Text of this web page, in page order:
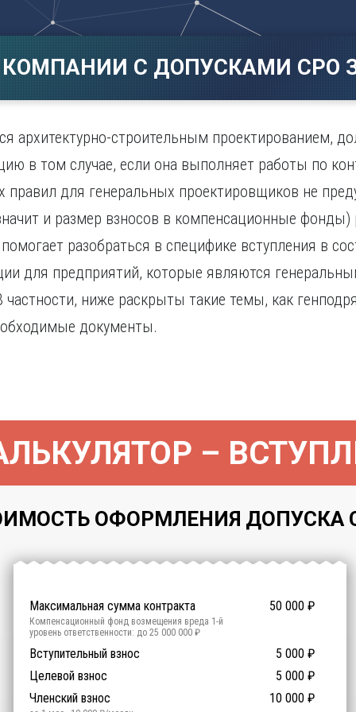
Махачкала
Мурманск
Н
Новокузнецк
Новосибирск
КОМПАНИИ С ДОПУСКАМИ СРО
архитектурно-строительным проектированием,
в том случае, если она выполняет работы по
для генеральных проектировщиков не
и размер взносов в компенсационные
разобраться в специфике вступления в
для предприятий, которые являются
ниже раскрыты такие темы, как
документы.
–
ОФОРМЛЕНИЯ ДОПУСКА
Максимальная сумма контракта 50 000 ₽
Компенсационный фонд возмещения вреда 1-й
уровень ответственности: до 25 000 000 ₽
Участие в гос. тендерах и аукционах 0 ₽
Компенсационный фонд договорных обязательств
й уровень ответственности:
Вступительный взнос 5 000 ₽
Целевой взнос
5 000 ₽
Членский взнос
10 000 ₽